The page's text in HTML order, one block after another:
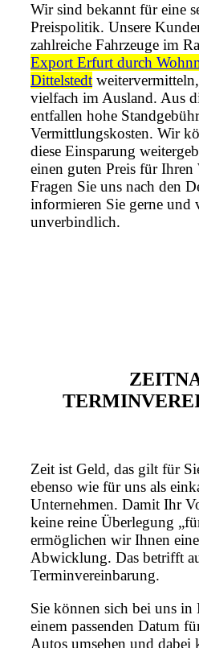
Wir sind bekannt für eine
Preispolitik. Unsere
zahlreiche Fahrzeuge im
Export Erfurt durch
Dittelstedt
vielfach im Ausland. Aus
entfallen hohe
Vermittlungskosten. Wir
diese Einsparung
einen guten Preis für Ihren
Fragen Sie uns nach den
informieren Sie gerne und
unverbindlich.
Zeit ist Geld, das gilt für
ebenso wie für uns als
Unternehmen. Damit Ihr
keine reine Überlegung
ermöglichen wir Ihnen
Abwicklung. Das betrifft
Terminvereinbarung.
Sie können sich bei uns in
einem passenden Datum
Autos umsehen und dabei